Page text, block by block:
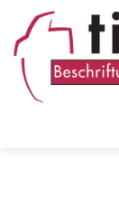
Inhalt
springen